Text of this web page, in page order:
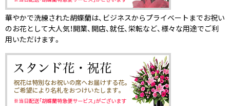
華やかで洗練された胡蝶蘭は、ビジネスからプライベートまでお祝い
のお花として大人気！開業、開店、就任、栄転など、様々な用途でご利
用いただけます。